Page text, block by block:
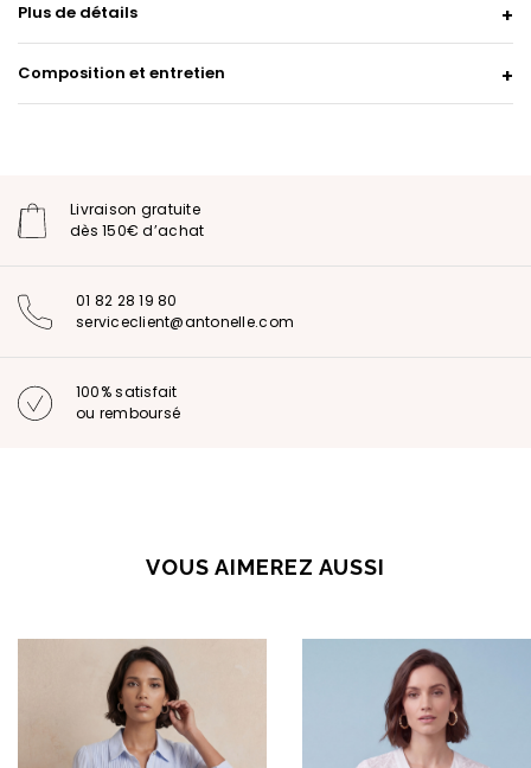
Plus de détails
Composition et entretien
Livraison gratuite
dès 150€ d’achat
01 82 28 19 80
serviceclient@antonelle.com
100% satisfait
ou remboursé
VOUS AIMEREZ AUSSI